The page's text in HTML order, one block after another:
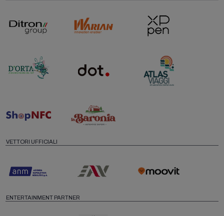
VETTORI UFFICIALI
ENTERTAINMENT PARTNER